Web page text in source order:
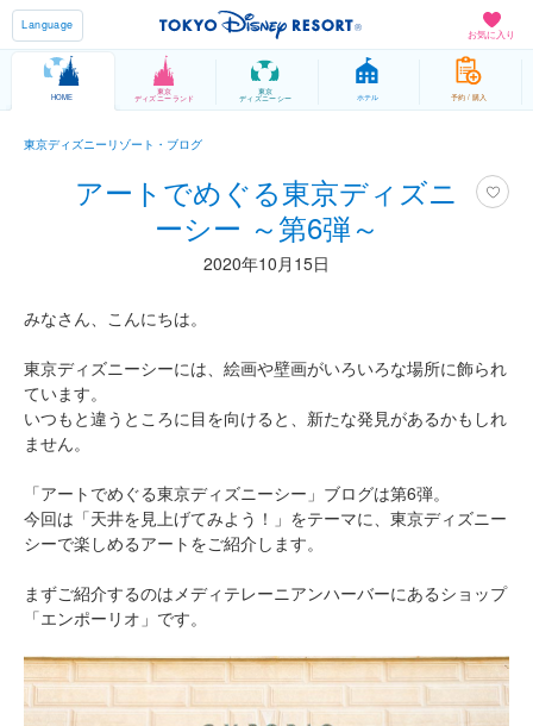
お気に入り
Language
HOME
東京
ディズニーランド
東京
ディズニーシー ホテル 予約 / 購入
東京ディズニーリゾート・ブログ
アートでめぐる東京ディズニ
ーシー ～第6弾～
2020年10月15日
みなさん、こんにちは。
東京ディズニーシーには、絵画や壁画がいろいろな場所に飾られ
ています。
いつもと違うところに目を向けると、新たな発見があるかもしれ
ません。
「アートでめぐる東京ディズニーシー」ブログは第6弾。
今回は「天井を見上げてみよう！」をテーマに、東京ディズニー
シーで楽しめるアートをご紹介します。
まずご紹介するのはメディテレーニアンハーバーにあるショップ
「エンポーリオ」です。